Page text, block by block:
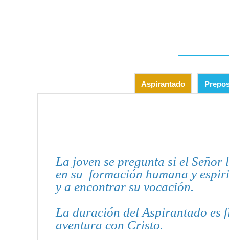
Aspirantado
La joven se pregunta si el
en su formación humana y
y a encontrar su vocación.
La duración del Aspirantado es
aventura con Cristo.